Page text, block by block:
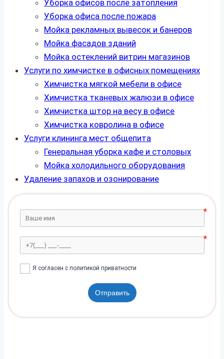
Уборка офисов после затопления
Уборка офиса после пожара
Мойка рекламных вывесок и банеров
Мойка фасадов зданий
Мойка остеклений витрин магазинов
Услуги по химчистке в офисных помещениях
Химчистка мягкой мебели в офисе
Химчистка тканевых жалюзи в офисе
Химчистка штор на весу в офисе
Химчистка ковролина в офисе
Услуги клининга мест общепита
Генеральная уборка кафе и столовых
Мойка холодильного оборудования
Удаление запахов и озонирование
Я согласен с политикой приватности
Отправить